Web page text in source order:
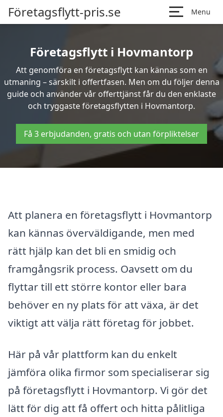
Företagsflytt-pris.se Menu
Företagsflytt i Hovmantorp
Att genomföra en företagsflytt kan kännas som en
utmaning – särskilt i offertfasen. Men om du följer denna
guide och använder vår offerttjänst får du den enklaste
och tryggaste företagsflytten i Hovmantorp.
Få 3 erbjudanden, gratis och utan förpliktelser
Att planera en företagsflytt i Hovmantorp
kan kännas överväldigande, men med
rätt hjälp kan det bli en smidig och
framgångsrik process. Oavsett om du
flyttar till ett större kontor eller bara
behöver en ny plats för att växa, är det
viktigt att välja rätt företag för jobbet.
Här på vår plattform kan du enkelt
jämföra olika firmor som specialiserar sig
på företagsflytt i Hovmantorp. Vi gör det
lätt för dig att få offert och hitta pålitliga